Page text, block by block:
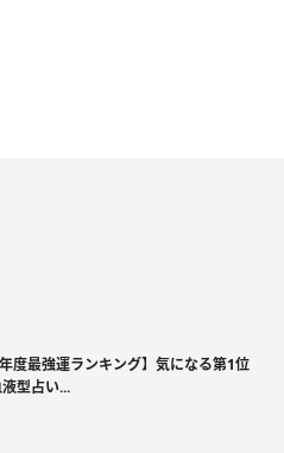
年度最強運ランキング】気になる第1位
型占い...